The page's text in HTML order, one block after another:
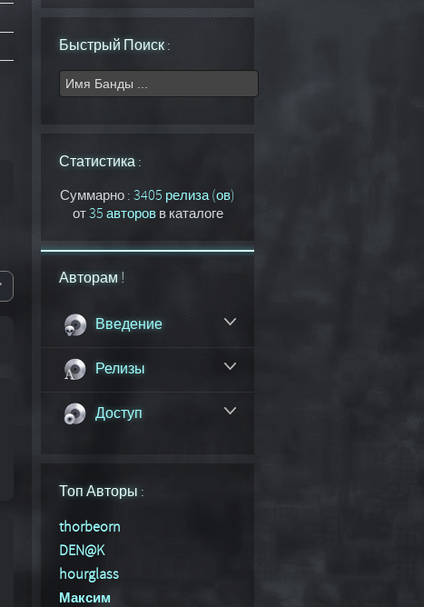
Быстрый Поиск :
Статистика :
Суммарно : 3405 релиза (ов)
от35 авторовв каталоге
Авторам !
Введение
Релизы
Доступ
Топ Авторы :
thorbeorn
DEN@K
hourglass
Максим